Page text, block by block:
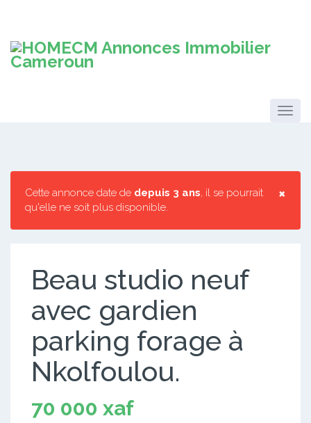
×
Cette annonce date de depuis 3 ans, il se pourrait
qu'elle ne soit plus disponible.
Beau studio neuf
avec gardien
parking forage à
Nkolfoulou.
70 000 xaf